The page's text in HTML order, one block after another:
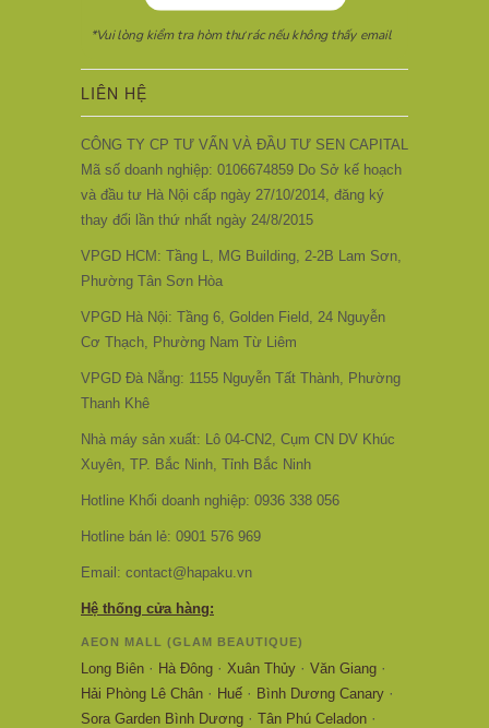
LIÊN HỆ
CÔNG TY CP TƯ VẤN VÀ ĐẦU TƯ SEN CAPITAL
Mã số doanh nghiệp: 0106674859 Do Sở kế hoạch
và đầu tư Hà Nội cấp ngày 27/10/2014, đăng ký
thay đổi lần thứ nhất ngày 24/8/2015
VPGD HCM: Tầng L, MG Building, 2-2B Lam Sơn,
Phường Tân Sơn Hòa
VPGD Hà Nội: Tầng 6, Golden Field, 24 Nguyễn
Cơ Thạch, Phường Nam Từ Liêm
VPGD Đà Nẵng: 1155 Nguyễn Tất Thành, Phường
Thanh Khê
Nhà máy sản xuất: Lô 04-CN2, Cụm CN DV Khúc
Xuyên, TP. Bắc Ninh, Tỉnh Bắc Ninh
Hotline Khối doanh nghiệp: 0936 338 056
Hotline bán lẻ: 0901 576 969
Email: contact@hapaku.vn
Hệ thống cửa hàng:
AEON MALL (GLAM BEAUTIQUE)
Long Biên · Hà Đông · Xuân Thủy · Văn Giang ·
Hải Phòng Lê Chân · Huế · Bình Dương Canary ·
Sora Garden Bình Dương · Tân Phú Celadon ·